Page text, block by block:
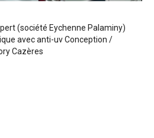
(société Eychenne Palaminy)
avec anti-uv Conception /
Cazères